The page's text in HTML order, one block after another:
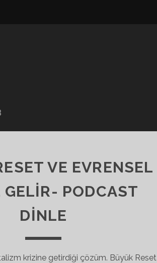
VE EVRENSEL
GELİR- PODCAST
DINLE
krizine getirdiği çözüm. Büyük Reset